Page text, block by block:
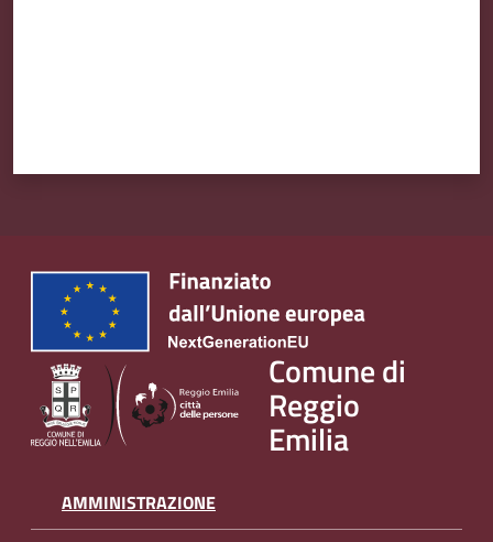
i
v
Comune di
Reggio
Emilia
AMMINISTRAZIONE